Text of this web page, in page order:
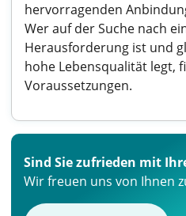
hervorragenden
Wer auf der Suche nach
Herausforderung ist und
hohe Lebensqualität legt,
Voraussetzungen.
Sind Sie zufrieden mit
Wir freuen uns von Ihnen